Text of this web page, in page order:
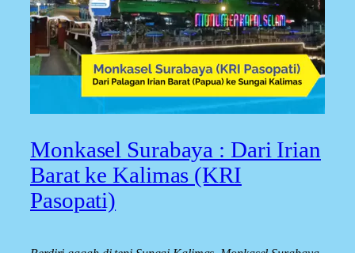
Monkasel Surabaya : Dari Irian
Barat ke Kalimas (KRI
Pasopati)